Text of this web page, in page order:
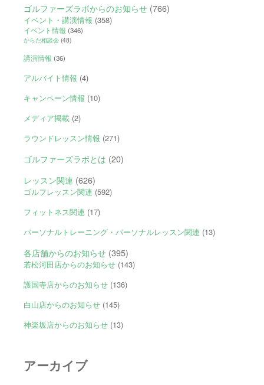
ゴルファーズラボからのお知らせ(766)
イベント・講演情報 (358)
イベント情報 (346)
からだ相談会(48)
講演情報 (36)
アルバイト情報 (4)
キャンペーン情報 (10)
メディア掲載(2)
ラウンドレッスン情報 (271)
ゴルファーズラボとは (20)
レッスン関連 (626)
ゴルフレッスン関連 (592)
フィットネス関連 (17)
パーソナルトレーニング・パーソナルレッスン関連 (13)
各店舗からのお知らせ(395)
若松河田店からのお知らせ(143)
護国寺店からのお知らせ(136)
白山店からのお知らせ(145)
神楽坂店からのお知らせ(13)
アーカイブ